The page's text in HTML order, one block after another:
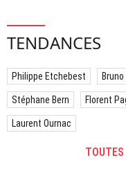
TENDANCES
Philippe Etchebest
Stéphane Bern Florent
Laurent Ournac